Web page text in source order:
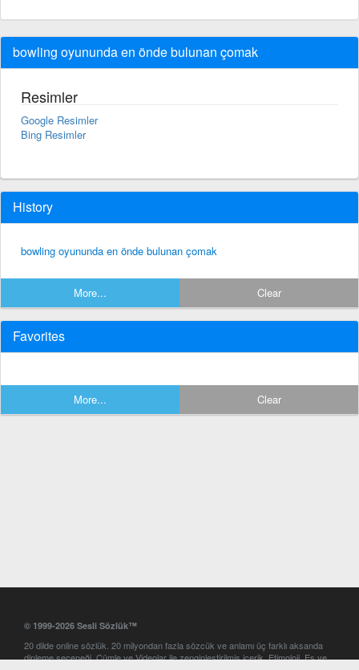
bowling oyununda en önde bulunan çomak
Resimler
Google Resimler
Bing Resimler
History
bowling oyununda en önde bulunan çomak
More... Clear
Favorites
More... Clear
© 1999-2026 Sesli Sözlük™
20 dilde online sözlük. 20 milyondan fazla sözcük ve anlamı üç farklı aksanda
dinleme seçeneği. Cümle ve Videolar ile zenginleştirilmiş içerik. Etimoloji, Eş ve